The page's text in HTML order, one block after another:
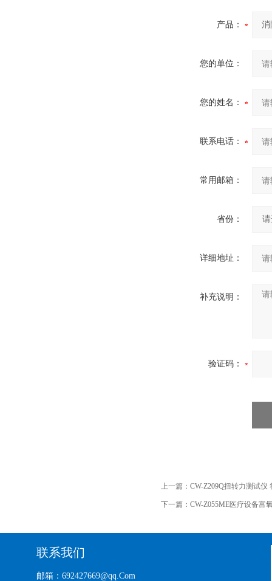
产品：
您的单位：
您的姓名：
联系电话：
常用邮箱：
省份：
详细地址：
补充说明：
验证码：
上一篇： CW-Z209Q扭转力测试仪
下一篇： CW-Z055ME医疗设备富
联系我们
邮箱：692427669@qq.Com